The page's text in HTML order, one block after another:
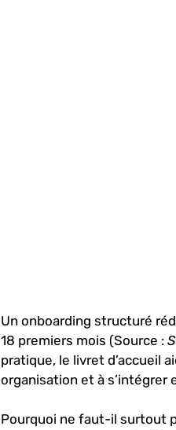
Un onboarding structuré
18 premiers mois (Source :
pratique, le livret d’accueil
organisation et à s’intégrer
Pourquoi ne faut-il surtout